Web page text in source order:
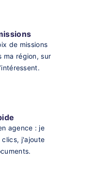
de missions
ma région, sur
agence : je
clics, j'ajoute